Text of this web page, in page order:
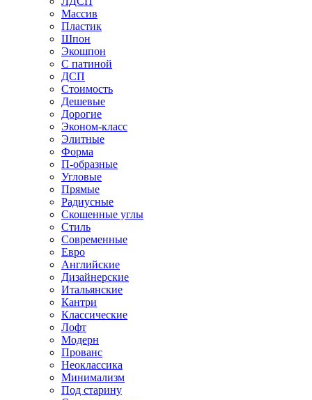
Массив
Пластик
Шпон
Экошпон
С патиной
ДСП
Стоимость
Дешевые
Дорогие
Эконом-класс
Элитные
Форма
П-образные
Угловые
Прямые
Радиусные
Скошенные углы
Стиль
Современные
Евро
Английские
Дизайнерские
Итальянские
Кантри
Классические
Лофт
Модерн
Прованс
Неоклассика
Минимализм
Под старину